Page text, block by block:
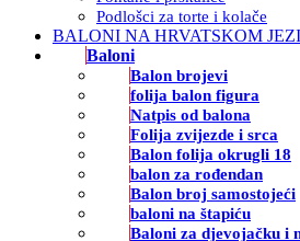
Podlošci za torte i kolače
BALONI NA HRVATSKOM
Baloni
Balon brojevi
folija balon figura
Natpis od balona
Folija zvijezde i srca
Balon folija okrugli 18
balon za rođendan
Balon broj samostojeći
baloni na štapiću
Baloni za djevojačku i